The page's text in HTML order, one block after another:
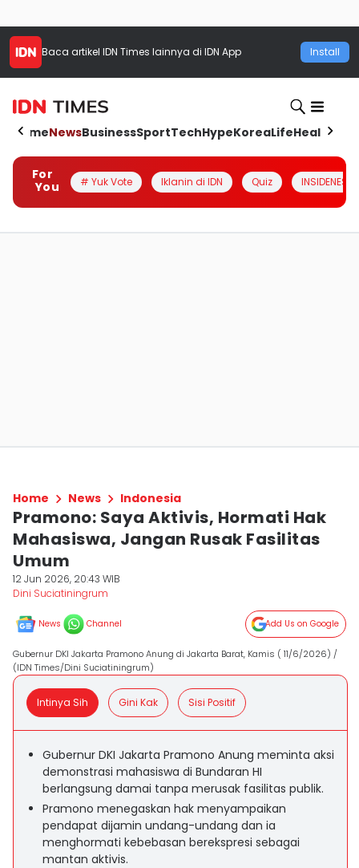
Baca artikel IDN Times lainnya di IDN App Install
HomeNewsBusinessSportTechHypeKoreaLifeHealth
For
You
# Yuk Vote Iklanin di IDN Quiz INSIDENESIA
Home News Indonesia
Pramono: Saya Aktivis, Hormati Hak
Mahasiswa, Jangan Rusak Fasilitas
Umum
12 Jun 2026, 20:43 WIB
Dini Suciatiningrum
News Channel Add Us on Google
Gubernur DKI Jakarta Pramono Anung di Jakarta Barat, Kamis ( 11/6/2026) /
(IDN Times/Dini Suciatiningrum)
Intinya Sih Gini Kak Sisi Positif
Gubernur DKI Jakarta Pramono Anung meminta aksi
demonstrasi mahasiswa di Bundaran HI
berlangsung damai tanpa merusak fasilitas publik.
Pramono menegaskan hak menyampaikan
pendapat dijamin undang-undang dan ia
menghormati kebebasan berekspresi sebagai
mantan aktivis.